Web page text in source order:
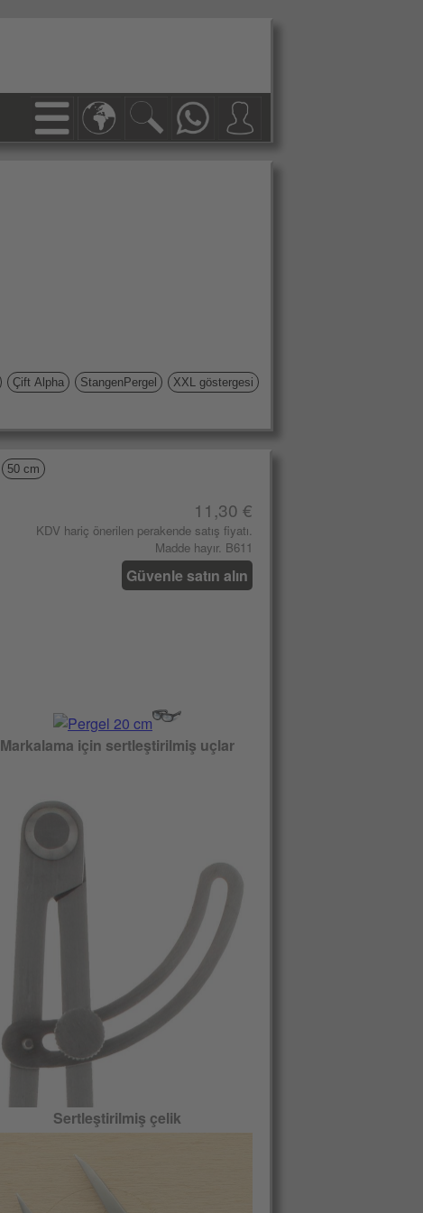
Çift Alpha StangenPergel XXL göstergesi
50 cm
11,30 €
KDV hariç önerilen perakende satış fiyatı.
Madde hayır. B611
Güvenle satın alın
Markalama için sertleştirilmiş uçlar
Sertleştirilmiş çelik